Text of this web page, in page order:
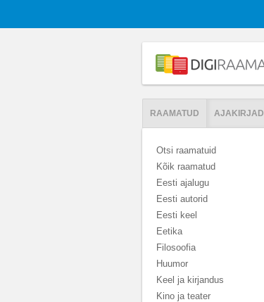
RAAMATUD AJAKIRJAD
Otsi raamatuid
Kõik raamatud
Eesti ajalugu
Eesti autorid
Eesti keel
Eetika
Filosoofia
Huumor
Keel ja kirjandus
Kino ja teater